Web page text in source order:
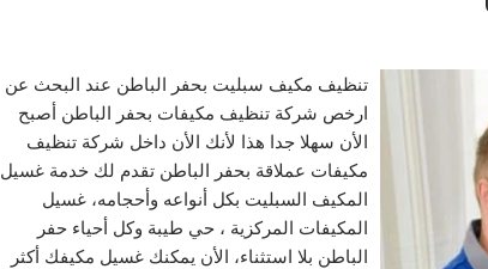
تنظيف مكيف سبليت بحفر الباطن عند البحث عن
ارخص شركة تنظيف مكيفات بحفر الباطن أصبح
الأن سهلا جدا هذا لأنك الأن داخل شركة تنظيف
مكيفات عملاقة بحفر الباطن تقدم لك خدمة غسيل
المكيف السبليت بكل أنواعه وأحجامه، غسيل
المكيفات المركزية ، حي طيبة وكل أحياء حفر
الباطن بلا استثناء، الأن يمكنك غسيل مكيفك أكثر